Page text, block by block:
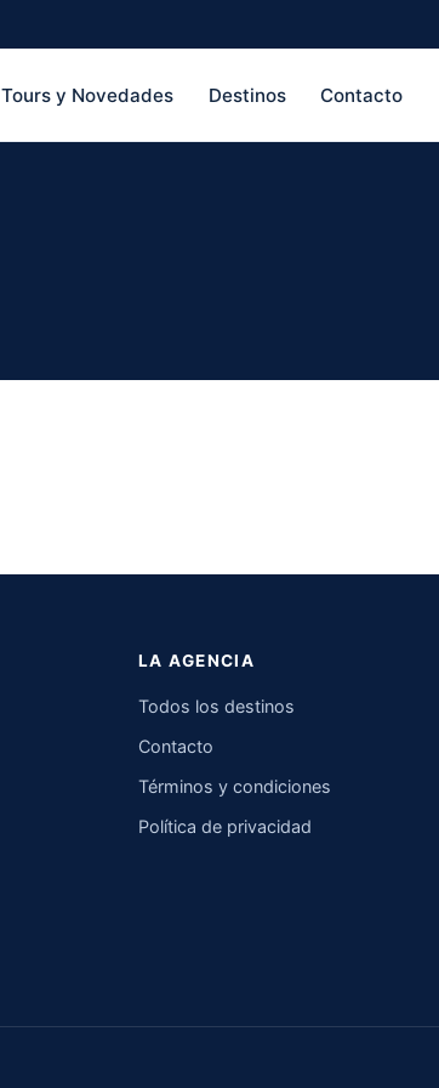
Tours y Novedades Destinos Contacto
LA AGENCIA
Todos los destinos
Contacto
Términos y condiciones
Política de privacidad